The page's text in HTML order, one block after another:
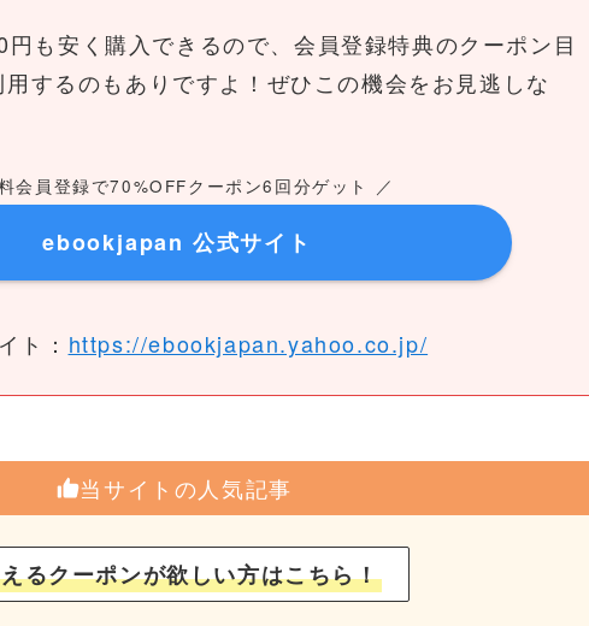
も安く購入できるので、会員登録特典のクーポン目
するのもありですよ！ぜひこの機会をお見逃しな
会員登録で70%OFFクーポン6回分ゲット ／
ebookjapan 公式サイト
ト： https://ebookjapan.yahoo.co.jp/
当サイトの人気記事
るクーポンが欲しい方はこちら！